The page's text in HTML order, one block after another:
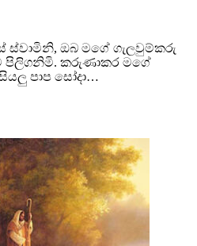
ස්වාමිනි, ඔබ මගේ ගැලවුම්කරු
පිලිගනිමි. කරුණාකර මගේ
පාප සෝදා…